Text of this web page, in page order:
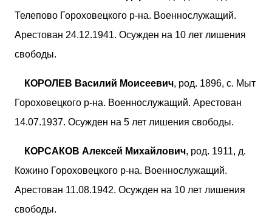
Телепово Гороховецкого р-на. Военнослужащий.
Арестован 24.12.1941. Осужден на 10 лет лишения
свободы.
КОРОЛЕВ Василий Моисеевич, род. 1896, с. Мыт
Гороховецкого р-на. Военнослужащий. Арестован
14.07.1937. Осужден на 5 лет лишения свободы.
КОРСАКОВ Алексей Михайлович, род. 1911, д.
Кожино Гороховецкого р-на. Военнослужащий.
Арестован 11.08.1942. Осужден на 10 лет лишения
свободы.